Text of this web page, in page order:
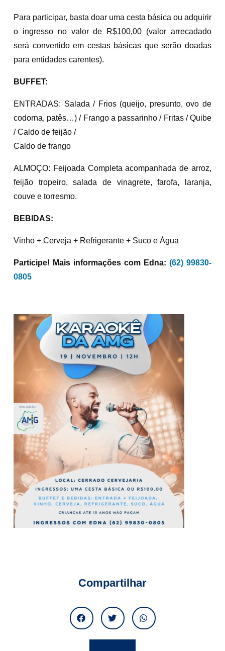
Para participar, basta doar uma cesta básica ou adquirir
o ingresso no valor de R$100,00 (valor arrecadado
será convertido em cestas básicas que serão doadas
para entidades carentes).
BUFFET:
ENTRADAS: Salada / Frios (queijo, presunto, ovo de
codorna, patês…) / Frango a passarinho / Fritas / Quibe
/ Caldo de feijão /
Caldo de frango
ALMOÇO: Feijoada Completa acompanhada de arroz,
feijão tropeiro, salada de vinagrete, farofa, laranja,
couve e torresmo.
BEBIDAS:
Vinho + Cerveja + Refrigerante + Suco e Água
Participe! Mais informações com Edna: (62) 99830-
0805
Compartilhar